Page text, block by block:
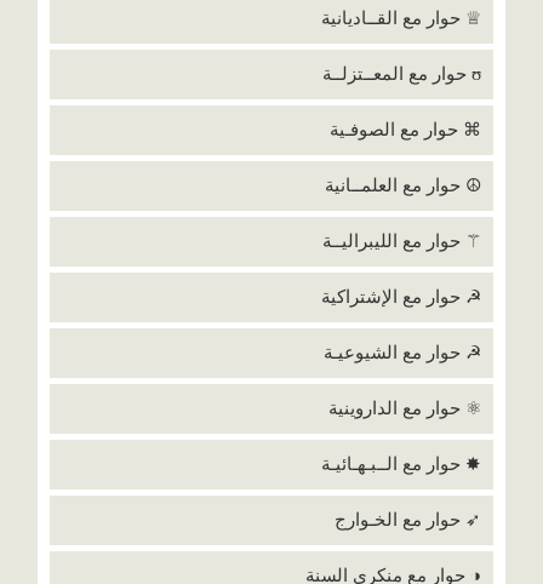
♕ حوار مع القــاديانية
ʊ حوار مع المعــتزلــة
⌘ حوار مع الصوفـية
☮ حوار مع العلمــانية
⚚ حوار مع الليبراليــة
☭ حوار مع الإشتراكية
☭ حوار مع الشيوعيـة
⚛ حوار مع الداروينية
✸ حوار مع الــبـهـائيـة
➶ حوار مع الخـوارج
◑ حوار مع منكري السنة